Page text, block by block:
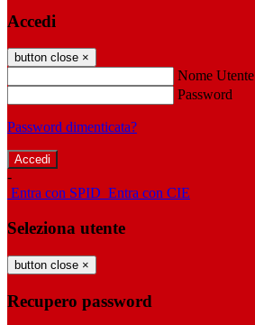
Accedi
button close ×
Nome Utente
Password
Password dimenticata?
-
Entra con SPID Entra con CIE
Seleziona utente
button close ×
Recupero password